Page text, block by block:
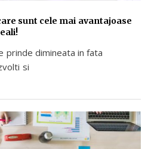
sunt cele mai avantajoase
prinde dimineata in fata
si